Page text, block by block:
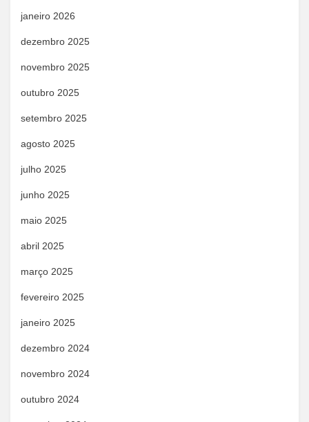
janeiro 2026
dezembro 2025
novembro 2025
outubro 2025
setembro 2025
agosto 2025
julho 2025
junho 2025
maio 2025
abril 2025
março 2025
fevereiro 2025
janeiro 2025
dezembro 2024
novembro 2024
outubro 2024